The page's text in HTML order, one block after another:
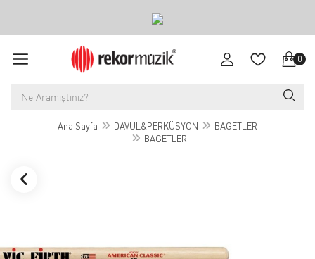
0
Ana Sayfa DAVUL&PERKÜSYON
BAGETLER
BAGETLER